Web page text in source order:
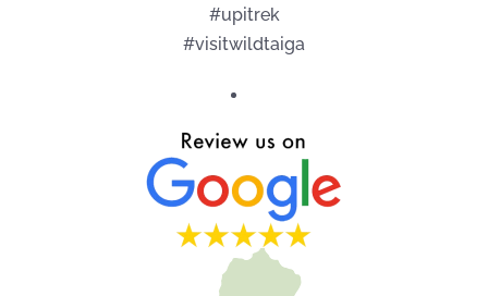
#upitrek
#visitwildtaiga